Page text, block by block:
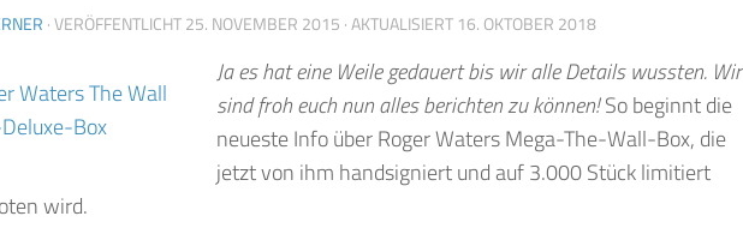
· VERÖFFENTLICHT25. NOVEMBER 2015 · AKTUALISIERT 16. OKTOBER 2018
Ja es hat eine Weile gedauert bis wir alle Details wussten. Wir
sind froh euch nun alles berichten zu können!So beginnt die
neueste Info über Roger Waters Mega-The-Wall-Box, die
jetzt von ihm handsigniert und auf 3.000 Stück limitiert
wird.